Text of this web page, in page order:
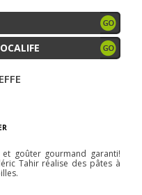
goûter gourmand garanti!
Tahir réalise des pâtes à